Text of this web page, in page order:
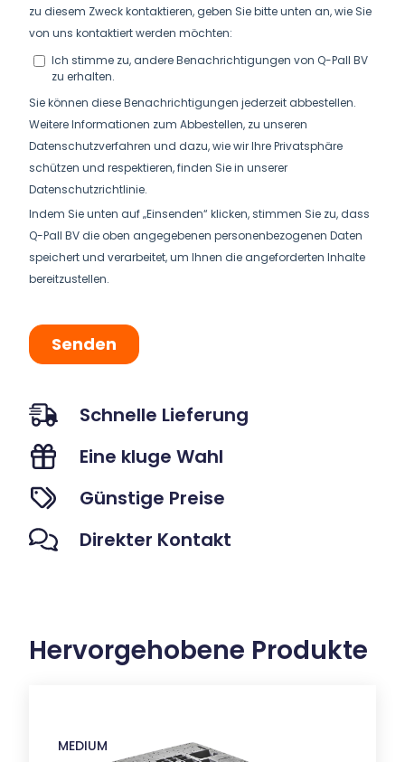
Schnelle Lieferung
Eine kluge Wahl
Günstige Preise
Direkter Kontakt
Hervorgehobene Produkte
MEDIUM